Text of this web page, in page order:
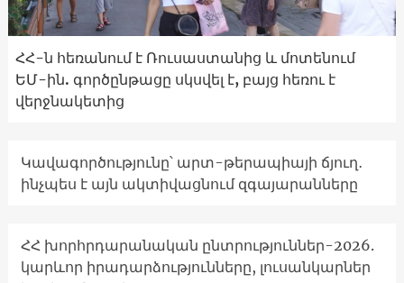
ՀՀ-ն հեռանում է Ռուսաստանից և մոտենում
ԵՄ-ին. գործընթացը սկսվել է, բայց հեռու է
վերջնակետից
Կավագործությունը՝ արտ-թերապիայի ճյուղ․
ինչպես է այն ակտիվացնում զգայարանները
ՀՀ խորհրդարանական ընտրություններ-2026.
կարևոր իրադարձությունները, լուսանկարներ